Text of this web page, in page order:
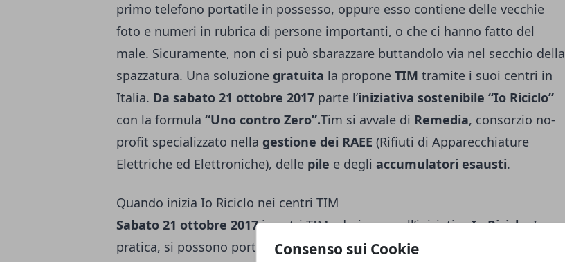
Consenso sui Cookie
primo telefono portatile in possesso, oppure esso contiene delle vecchie
foto e numeri in rubrica di persone importanti, o che ci hanno fatto del
male. Sicuramente, non ci si può sbarazzare buttandolo via nel secchio della
spazzatura. Una soluzione gratuita la propone TIM tramite i suoi centri in
Italia. Da sabato 21 ottobre 2017 parte l’iniziativa sostenibile “Io Riciclo”
con la formula “Uno contro Zero”.Tim si avvale di Remedia, consorzio no-
profit specializzato nella gestione dei RAEE (Rifiuti di Apparecchiature
Elettriche ed Elettroniche), delle pile e degli accumulatori esausti.
Quando inizia Io Riciclo nei centri TIM
Sabato 21 ottobre 2017i centri TIM aderiscono all’iniziativaIo Riciclo. In
pratica, si possono portare i vecchi telefoni, funzionanti o meno, in alcuni